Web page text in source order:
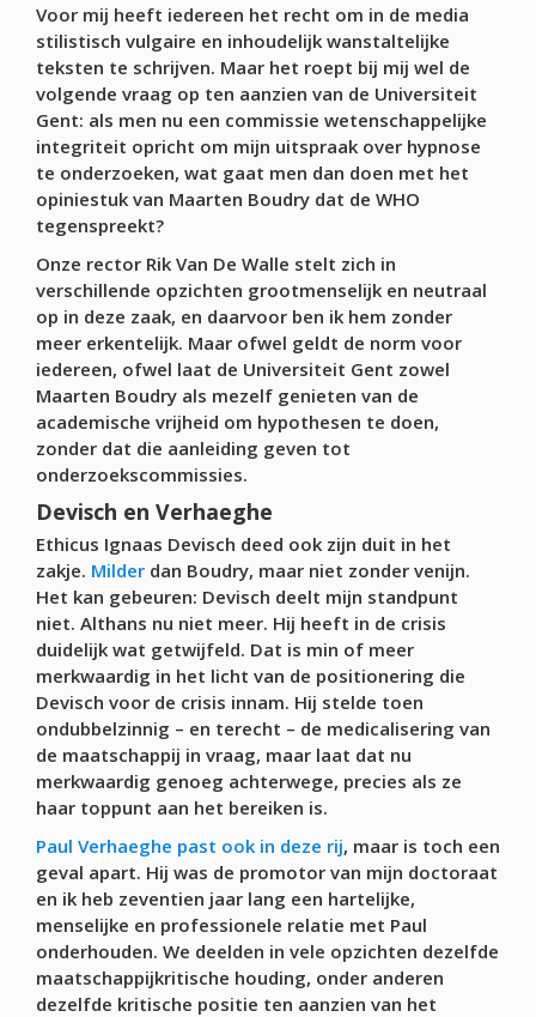
Voor mij heeft iedereen het recht om in de media
stilistisch vulgaire en inhoudelijk wanstaltelijke
teksten te schrijven. Maar het roept bij mij wel de
volgende vraag op ten aanzien van de Universiteit
Gent: als men nu een commissie wetenschappelijke
integriteit opricht om mijn uitspraak over hypnose
te onderzoeken, wat gaat men dan doen met het
opiniestuk van Maarten Boudry dat de WHO
tegenspreekt?
Onze rector Rik Van De Walle stelt zich in
verschillende opzichten grootmenselijk en neutraal
op in deze zaak, en daarvoor ben ik hem zonder
meer erkentelijk. Maar ofwel geldt de norm voor
iedereen, ofwel laat de Universiteit Gent zowel
Maarten Boudry als mezelf genieten van de
academische vrijheid om hypothesen te doen,
zonder dat die aanleiding geven tot
onderzoekscommissies.
Devisch en Verhaeghe
Ethicus Ignaas Devisch deed ook zijn duit in het
zakje. Milder dan Boudry, maar niet zonder venijn.
Het kan gebeuren: Devisch deelt mijn standpunt
niet. Althans nu niet meer. Hij heeft in de crisis
duidelijk wat getwijfeld. Dat is min of meer
merkwaardig in het licht van de positionering die
Devisch voor de crisis innam. Hij stelde toen
ondubbelzinnig – en terecht – de medicalisering van
de maatschappij in vraag, maar laat dat nu
merkwaardig genoeg achterwege, precies als ze
haar toppunt aan het bereiken is.
Paul Verhaeghe past ook in deze rij, maar is toch een
geval apart. Hij was de promotor van mijn doctoraat
en ik heb zeventien jaar lang een hartelijke,
menselijke en professionele relatie met Paul
onderhouden. We deelden in vele opzichten dezelfde
maatschappijkritische houding, onder anderen
dezelfde kritische positie ten aanzien van het